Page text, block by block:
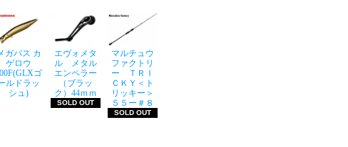
ガバス カ
ゲロウ
ゴ
ルドラッ
シュ)
エヴォメタ
ル メタル
エンペラー
（ブラッ
ク）44ｍｍ
SOLD OUT
マルチュウ
ファクトリ
ー ＴＲＩ
ＣＫＹ＜ト
リッキー＞
５５ー＃８
SOLD OUT